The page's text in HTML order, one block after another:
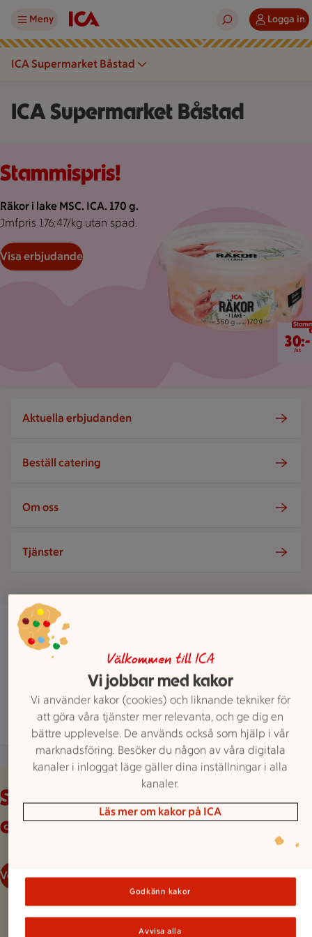
Meny Logga in
ICA Supermarket Båstad
ICA Supermarket Båstad
Stammispris!
Räkor i lake MSC. ICA. 170 g.
Jmfpris 176:47/kg utan spad.
Visa erbjudande
30 kr/st
30:-
/st
Aktuella erbjudanden
Beställ catering
Om oss
Tjänster
ICA Supermarket Båstad är öppen nu, stänger
ÖppetStänger 22
Hitta hit 0431 68550 Mejla butiken
Mer butiksinfo
Veckans reklamblad
Se våra aktuella
erbjudanden
Veckans reklamblad
Välkommen till ICA
Vi jobbar med kakor
Vi använder kakor (cookies) och liknande tekniker för
att göra våra tjänster mer relevanta, och ge dig en
bättre upplevelse. De används också som hjälp i vår
marknadsföring. Besöker du någon av våra digitala
kanaler i inloggat läge gäller dina inställningar i alla
kanaler.
Läs mer om kakor på ICA
Godkänn kakor
Avvisa alla